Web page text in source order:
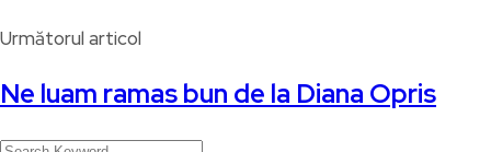
Următorul articol
Ne luam ramas bun de la Diana Opris